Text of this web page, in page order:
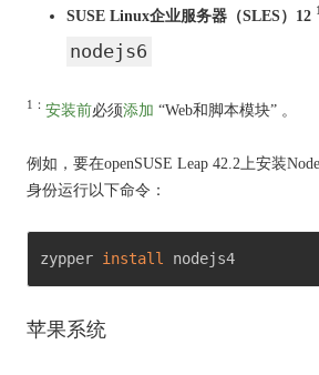
SUSE Linux企业服务器（SLES）12
nodejs6
1： 安装前必须添加 “Web和脚本模块” 。
例如，要在openSUSE Leap 42.2上安装
身份运行以下命令：
zypper install nodejs4
苹果系统